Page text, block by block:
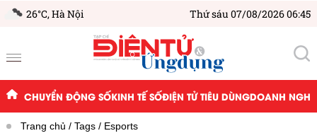
26°C,Hà Nội Thứ sáu 07/08/2026 06:45
CHUYỂN ĐỘNG SỐKINH TẾ SỐĐIỆN TỬ TIÊU DÙNGDOANH
Trang chủ Tags Esports